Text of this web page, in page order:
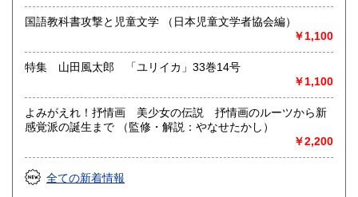
国語教科書攻撃と児童文学 （日本児童文学者協会編）
￥1,100
特集 山田風太郎 「ユリイカ」33巻14号
￥1,100
よみがえれ！抒情画 美少女の伝説 抒情画のルーツから新
感覚派の誕生まで （監修・解説：やなせたかし）
￥2,200
全ての新着情報